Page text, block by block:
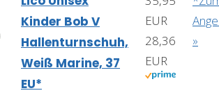
Kinder Bob V
Hallenturnschuh,
Weiß Marine, 37
EU*
EUR
28,36
EUR
»